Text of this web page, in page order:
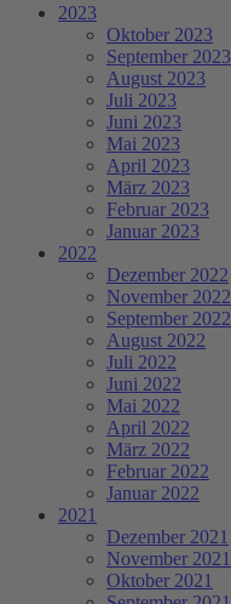
2023
Oktober 2023
September 2023
August 2023
Juli 2023
Juni 2023
Mai 2023
April 2023
März 2023
Februar 2023
Januar 2023
2022
Dezember 2022
November 2022
September 2022
August 2022
Juli 2022
Juni 2022
Mai 2022
April 2022
März 2022
Februar 2022
Januar 2022
2021
Dezember 2021
November 2021
Oktober 2021